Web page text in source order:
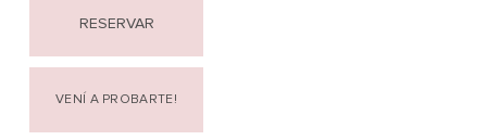
RESERVAR
VENÍ A PROBARTE!